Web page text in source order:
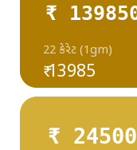
₹
₹ 13985
22 કેરેટ (1gm)
₹